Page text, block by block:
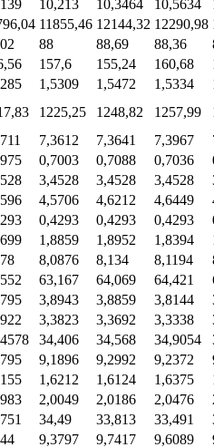
10,213 10,3464 10,5634
11855,46 12144,32 12290,98
88 88,69 88,36
157,6 155,24 160,68
1,5309 1,5472 1,5334
1225,25 1248,82 1257,99
7,3612 7,3641 7,3967
0,7003 0,7088 0,7036
3,4528 3,4528 3,4528
4,5706 4,6212 4,6449
0,4293 0,4293 0,4293
1,8859 1,8952 1,8394
8,0876 8,134 8,1194
63,167 64,069 64,421
3,8943 3,8859 3,8144
3,3823 3,3692 3,3338
34,406 34,568 34,9054
9,1896 9,2992 9,2372
1,6212 1,6124 1,6375
2,0049 2,0186 2,0476
34,49 33,813 33,491
9,3797 9,7417 9,6089